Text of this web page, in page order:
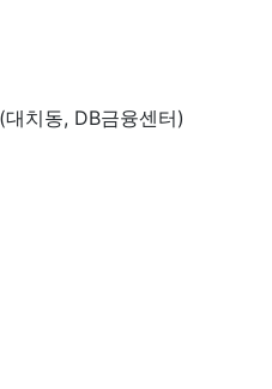
치동, DB금융센터)